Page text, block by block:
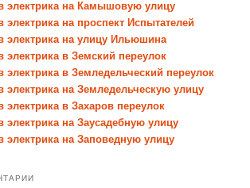
на Камышовую улицу
на проспект Испытателей
на улицу Ильюшина
в Земский переулок
в Земледельческий переулок
на Земледельческую улицу
в Захаров переулок
на Заусадебную улицу
на Заповедную улицу